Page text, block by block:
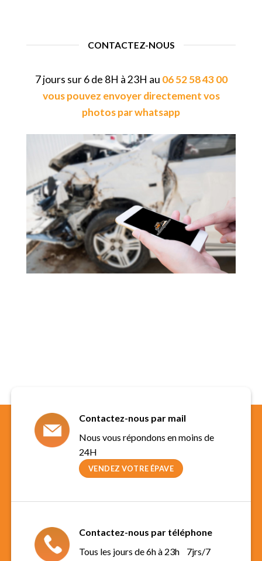
CONTACTEZ-NOUS
7 jours sur 6 de 8H à 23H au 06 52 58 43 00
vous pouvez envoyer directement vos
photos par whatsapp
Contactez-nous par mail
Nous vous répondons en moins de
24H
VENDEZ VOTRE ÉPAVE
Contactez-nous par téléphone
Tous les jours de 6h à 23h 7jrs/7